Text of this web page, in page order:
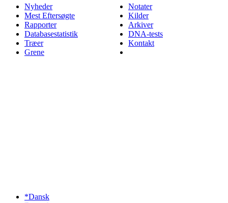
Nyheder
Mest Eftersøgte
Rapporter
Databasestatistik
Træer
Grene
Notater
Kilder
Arkiver
DNA-tests
Kontakt
*Dansk